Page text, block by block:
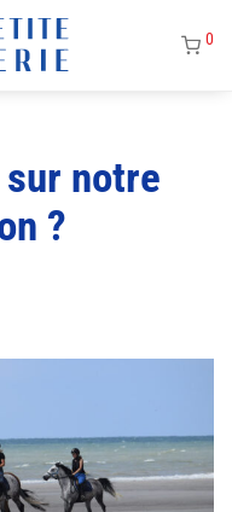
0
notre
?